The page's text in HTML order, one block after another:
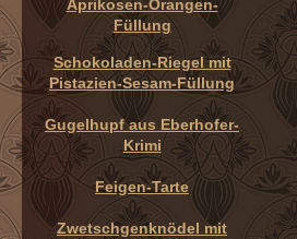
Aprikosen-Orangen-
Füllung
Schokoladen-Riegel mit
Pistazien-Sesam-Füllung
Gugelhupf aus Eberhofer-
Krimi
Feigen-Tarte
Zwetschgenknödel mit